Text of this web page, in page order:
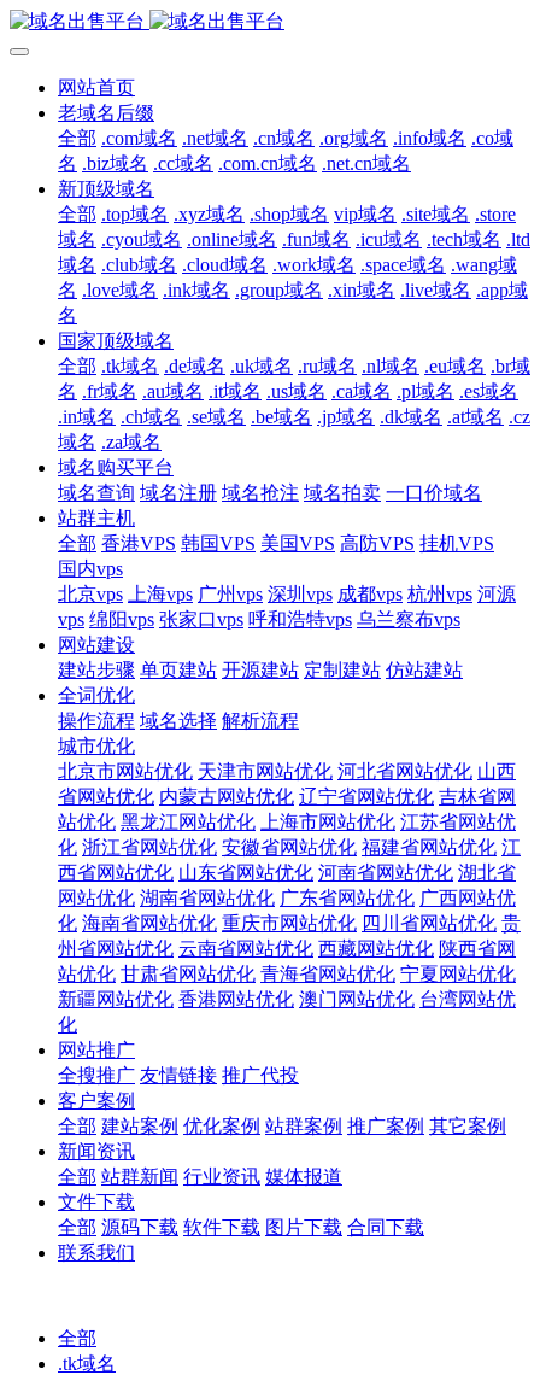
网站首页
老域名后缀
全部 .com域名 .net域名 .cn域名 .org域名 .info域名 .co域
名 .biz域名 .cc域名 .com.cn域名 .net.cn域名
新顶级域名
全部 .top域名 .xyz域名 .shop域名 vip域名 .site域名 .store
域名 .cyou域名 .online域名 .fun域名 .icu域名 .tech域名 .ltd
域名 .club域名 .cloud域名 .work域名 .space域名 .wang域
名 .love域名 .ink域名 .group域名 .xin域名 .live域名 .app域
名
国家顶级域名
全部 .tk域名 .de域名 .uk域名 .ru域名 .nl域名 .eu域名 .br域
名 .fr域名 .au域名 .it域名 .us域名 .ca域名 .pl域名 .es域名
.in域名 .ch域名 .se域名 .be域名 .jp域名 .dk域名 .at域名 .cz
域名 .za域名
域名购买平台
域名查询 域名注册 域名抢注 域名拍卖 一口价域名
站群主机
全部 香港VPS 韩国VPS 美国VPS 高防VPS 挂机VPS
国内vps
北京vps
上海vps 广州vps 深圳vps 成都vps 杭州vps 河源
vps 绵阳vps 张家口vps 呼和浩特vps 乌兰察布vps
网站建设
建站步骤 单页建站 开源建站 定制建站 仿站建站
全词优化
操作流程 域名选择 解析流程
城市优化
北京市网站优化 天津市网站优化 河北省网站优化 山西
省网站优化 内蒙古网站优化 辽宁省网站优化 吉林省网
站优化 黑龙江网站优化 上海市网站优化 江苏省网站优
化 浙江省网站优化 安徽省网站优化 福建省网站优化 江
西省网站优化 山东省网站优化 河南省网站优化 湖北省
网站优化 湖南省网站优化 广东省网站优化 广西网站优
化 海南省网站优化 重庆市网站优化 四川省网站优化 贵
州省网站优化 云南省网站优化 西藏网站优化 陕西省网
站优化 甘肃省网站优化 青海省网站优化 宁夏网站优化
新疆网站优化 香港网站优化 澳门网站优化 台湾网站优
化
网站推广
全搜推广 友情链接 推广代投
客户案例
全部 建站案例 优化案例 站群案例 推广案例 其它案例
新闻资讯
全部 站群新闻 行业资讯 媒体报道
文件下载
全部 源码下载 软件下载 图片下载 合同下载
联系我们
全部
.tk域名